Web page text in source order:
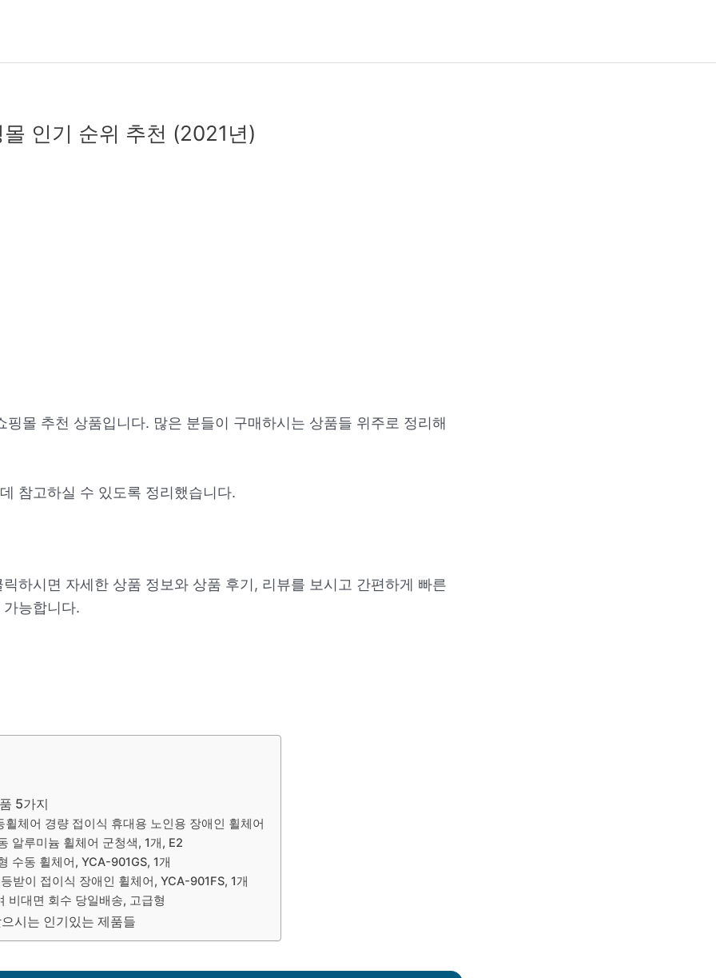
인기 순위 추천 (2021년)
핑몰 추천 상품입니다. 많은 분들이 구매하시는 상품들 위주로 정리해
참고하실 수 있도록 정리했습니다.
하시면 자세한 상품 정보와 상품 후기, 리뷰를 보시고 간편하게 빠른
능합니다.
5가지
휠체어 경량 접이식 휴대용 노인용 장애인 휠체어
알루미늄 휠체어 군청색, 1개, E2
수동 휠체어, YCA-901GS, 1개
받이 접이식 장애인 휠체어, YCA-901FS, 1개
비대면 회수 당일배송, 고급형
시는 인기있는 제품들